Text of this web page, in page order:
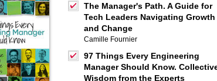
The Manager's Path. A Guide for
Tech Leaders Navigating Growth
and Change
Camille Fournier
97 Things Every Engineering
Manager Should Know.
Wisdom from the Experts